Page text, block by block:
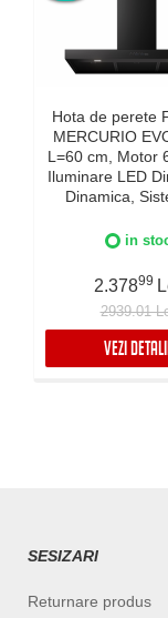
Hota de perete
MERCURIO
L=60 cm, Motor
Iluminare LED
Dinamica,
plita si hota
5 ani,
in
2.37899
2939.01
VEZI
SESIZARI
Returnare produs